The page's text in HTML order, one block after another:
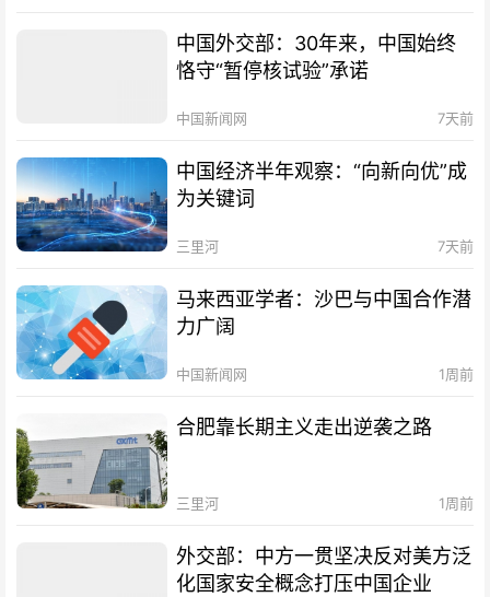
中国外交部：30年来，中国始终
恪守“暂停核试验”承诺
中国新闻网 7天前
中国经济半年观察：“向新向优”成
为关键词
三里河 7天前
马来西亚学者：沙巴与中国合作潜
力广阔
中国新闻网 1周前
合肥靠长期主义走出逆袭之路
三里河 1周前
外交部：中方一贯坚决反对美方泛
化国家安全概念打压中国企业